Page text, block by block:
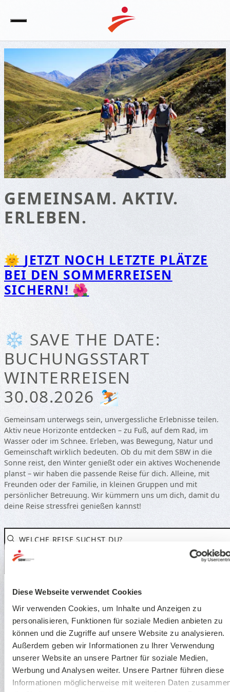
Diese Webseite verwendet Cookies
Wir verwenden Cookies, um Inhalte und Anzeigen zu
personalisieren, Funktionen für soziale Medien anbieten zu
können und die Zugriffe auf unsere Website zu analysieren.
Außerdem geben wir Informationen zu Ihrer Verwendung
unserer Website an unsere Partner für soziale Medien,
Werbung und Analysen weiter. Unsere Partner führen diese
Informationen möglicherweise mit weiteren Daten
GEMEINSAM. AKTIV.
ERLEBEN.
🌞 JETZT NOCH LETZTE PLÄTZE
BEI DEN SOMMERREISEN
SICHERN! 🌺
❄️ SAVE THE DATE:
BUCHUNGSSTART
WINTERREISEN
30.08.2026 ⛷️
Gemeinsam unterwegs sein, unvergessliche Erlebnisse teilen.
Aktiv neue Horizonte entdecken – zu Fuß, auf dem Rad, im
Wasser oder im Schnee. Erleben, was Bewegung, Natur und
Gemeinschaft wirklich bedeuten. Ob du mit dem SBW in die
Sonne reist, den Winter genießt oder ein aktives Wochenende
planst – wir haben die passende Reise für dich. Alleine, mit
Freunden oder der Familie, in kleinen Gruppen und mit
persönlicher Betreuung. Wir kümmern uns um dich, damit du
deine Reise stressfrei genießen kannst!
WELCHE REISE SUCHST DU?
JETZT BUCHBAR!
MIT DEM SBW IN DIESONNE
BUCHUNGSSTART 30.08.2026
MIT DEM SBW IN DENSCHNEE
LAUFEND BUCHBAR!